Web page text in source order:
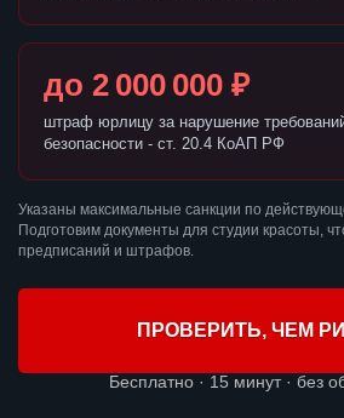
до 2 000 000 ₽
штраф юрлицу за нарушение
безопасности - ст. 20.4 КоАП РФ
Указаны максимальные санкции по
Подготовим документы для студии красоты,
предписаний и штрафов.
ПРОВЕРИТЬ, ЧЕМ
Бесплатно · 15 минут · без